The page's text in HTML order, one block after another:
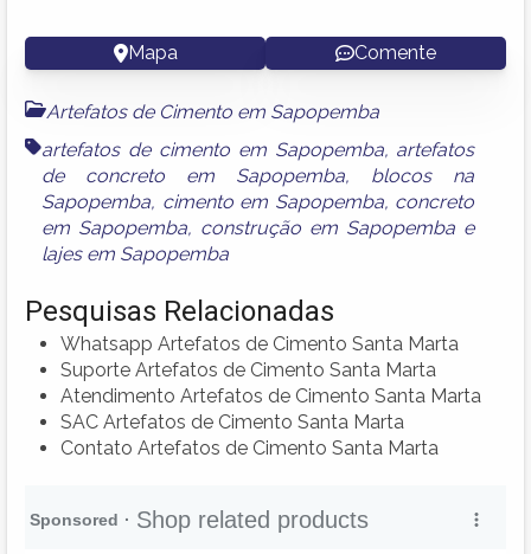
Mapa Comente
Artefatos de Cimento em Sapopemba
artefatos de cimento em Sapopemba, artefatos
de concreto em Sapopemba, blocos na
Sapopemba, cimento em Sapopemba, concreto
em Sapopemba, construção em Sapopemba e
lajes em Sapopemba
Pesquisas Relacionadas
Whatsapp Artefatos de Cimento Santa Marta
Suporte Artefatos de Cimento Santa Marta
Atendimento Artefatos de Cimento Santa Marta
SAC Artefatos de Cimento Santa Marta
Contato Artefatos de Cimento Santa Marta